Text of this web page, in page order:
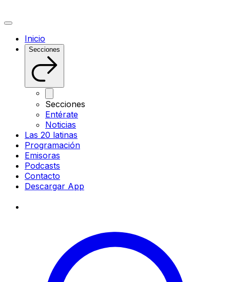
Inicio
Secciones
Secciones
Entérate
Noticias
Las 20 latinas
Programación
Emisoras
Podcasts
Contacto
Descargar App